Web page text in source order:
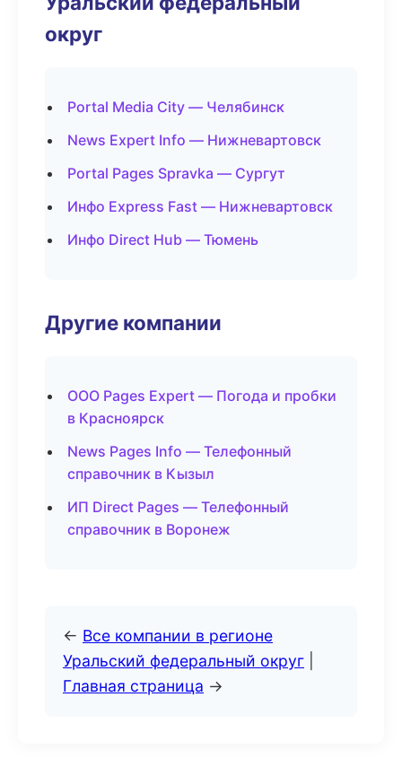
округ
Portal Media City — Челябинск
News Expert Info — Нижневартовск
Portal Pages Spravka — Сургут
Инфо Express Fast — Нижневартовск
Инфо Direct Hub — Тюмень
Другие компании
ООО Pages Expert — Погода и пробки
в Красноярск
News Pages Info — Телефонный
справочник в Кызыл
ИП Direct Pages — Телефонный
справочник в Воронеж
← Все компании в регионе
Уральский федеральный округ
Главная страница →